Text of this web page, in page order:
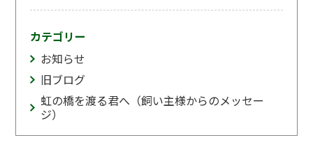
カテゴリー
お知らせ
旧ブログ
虹の橋を渡る君へ（飼い主様からのメッセー
ジ）